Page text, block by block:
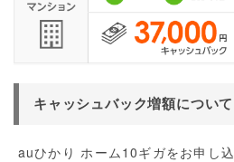
キャッシュバック増額について
auひかり ホーム10ギガをお申し